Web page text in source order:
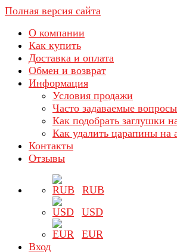
Полная версия сайта
О компании
Как купить
Доставка и оплата
Обмен и возврат
Информация
Условия продажи
Часто задаваемые вопросы
Как подобрать заглушки
Как удалить царапины на
Контакты
Отзывы
RUB
USD
EUR
Вход